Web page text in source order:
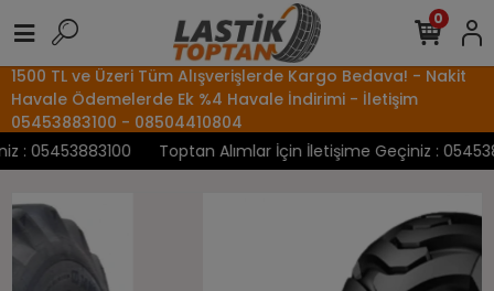
1500 TL ve Üzeri Tüm Alışverişlerde Kargo Bedava! - Nakit
Havale Ödemelerde Ek %4 Havale İndirimi - İletişim
05453883100 - 08504410804
05453883100
Toptan Alımlar İçin İletişime Geçiniz :
0